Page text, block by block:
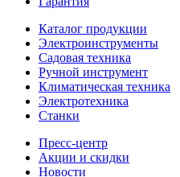
Каталог продукции
Электроинструменты
Садовая техника
Ручной инструмент
Климатическая техника
Электротехника
Станки
Пресс-центр
Акции и скидки
Новости